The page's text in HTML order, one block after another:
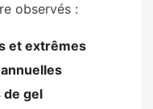
observés :
et extrêmes
de gel